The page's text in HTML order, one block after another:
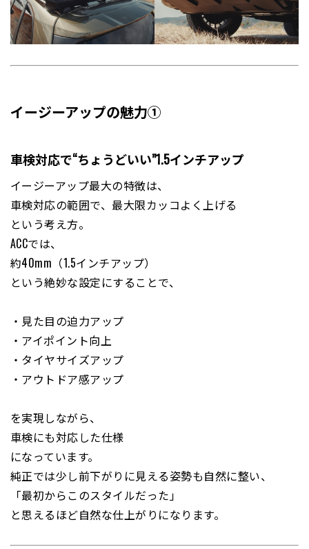
イージーアップの魅力①
車検対応で“ちょうどいい”1.5インチアップ
イージーアップ最大の特徴は、
車検対応の範囲で、最大限カッコよく上げる
という考え方。
ACCでは、
約40mm（1.5インチアップ）
という絶妙な設定にすることで、
・見た目の迫力アップ
・アイポイント向上
・タイヤサイズアップ
・アウトドア感アップ
を実現しながら、
車検にも対応した仕様
になっています。
純正では少し前下がりに見える姿勢も自然に整い、
「最初からこのスタイルだった」
と思えるほど自然な仕上がりになります。